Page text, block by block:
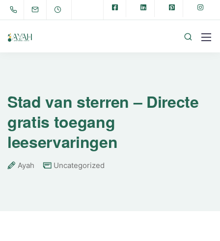
Stad van sterren – Directe
gratis toegang
leeservaringen
Ayah Uncategorized